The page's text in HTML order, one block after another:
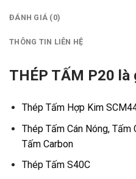
ĐÁNH GIÁ (0)
THÔNG TIN LIÊN HỆ
THÉP TẤM P20 là
Thép Tấm Hợp Kim
Thép Tấm Cán Nóng, Tấm
Tấm Carbon
Thép Tấm S40C